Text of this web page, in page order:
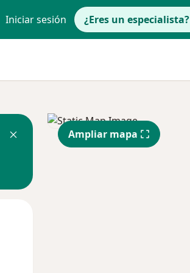
Iniciar sesión ¿Eres un especialista?
Ampliar mapa